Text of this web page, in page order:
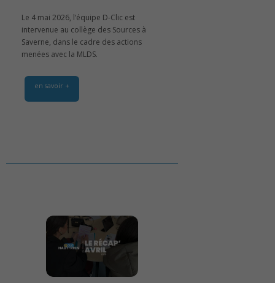
Le 4 mai 2026, l’équipe D-Clic est
intervenue au collège des Sources à
Saverne, dans le cadre des actions
menées avec la MLDS.
en savoir +